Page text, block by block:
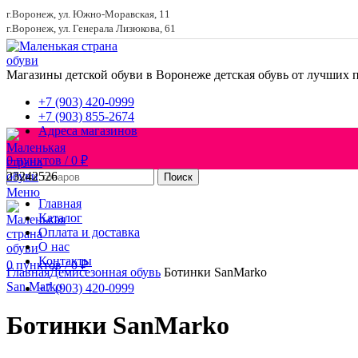
г.Воронеж, ул. Южно-Моравская, 11
г.Воронеж, ул. Генерала Лизюкова, 61
Магазины детской обуви в Воронеже детская обувь от лучших
+7 (903) 420-0999
+7 (903) 855-2674
Адреса магазинов
0пунктов / 0 ₽
Поиск
Меню
0пунктов / 0₽
Главная
Каталог
Оплата и доставка
О нас
Контакты
+7 (903) 420-0999
23242526
Увеличить
ГлавнаяДемисезонная обувь Ботинки SanMarko
San Marko
Ботинки SanMarko